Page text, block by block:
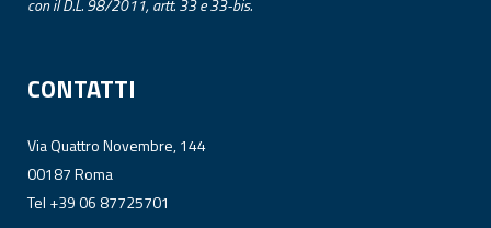
con il D.L. 98/2011, artt. 33 e 33-bis.
CONTATTI
Via Quattro Novembre, 144
00187 Roma
Tel +39 06 87725701